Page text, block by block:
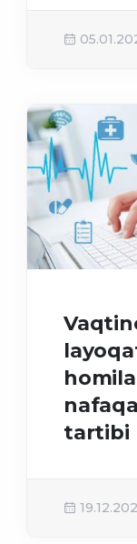
tartibi